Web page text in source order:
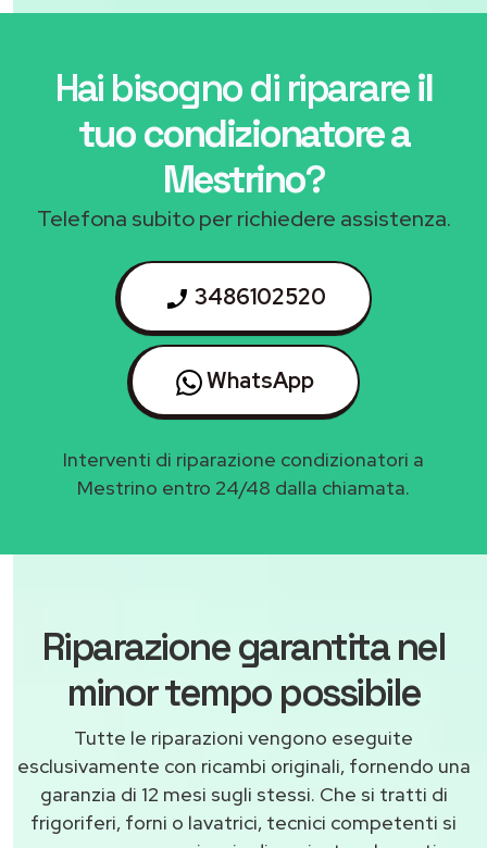
Hai bisogno di riparareil
tuo condizionatore a
Mestrino?
Telefona subito per richiedere assistenza.
3486102520
WhatsApp
Interventi di riparazione condizionatori a
Mestrino entro 24/48 dalla chiamata.
Riparazione garantita nel
minor tempo possibile
Tutte le riparazioni vengono eseguite
esclusivamente con ricambi originali, fornendo una
garanzia di 12 mesi sugli stessi. Che si tratti di
frigoriferi, forni o lavatrici, tecnici competenti si